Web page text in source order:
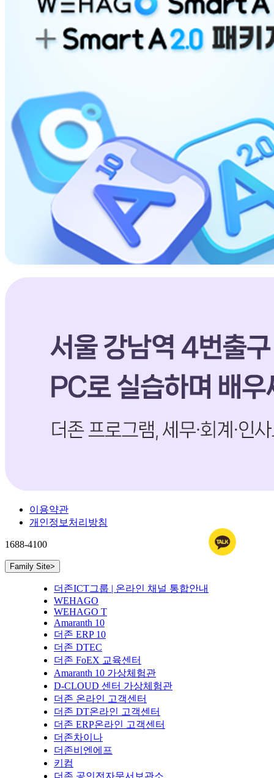
이용약관
개인정보처리방침
1688-4100
Family Site>
더존ICT그룹 | 온라인 채널 통합안내
WEHAGO
WEHAGO T
Amaranth 10
더존 ERP 10
더존 DTEC
더존 FoEX 교육센터
Amaranth 10 가상체험관
D-CLOUD 센터 가상체험관
더존 온라인 고객센터
더존 DT온라인 고객센터
더존 ERP온라인 고객센터
더존차이나
더존비엔에프
키컴
더존 공인전자문서보관소